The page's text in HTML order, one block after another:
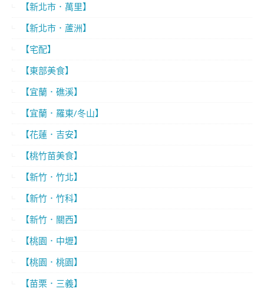
【新北市．萬里】
【新北市．蘆洲】
【宅配】
【東部美食】
【宜蘭．礁溪】
【宜蘭．羅東/冬山】
【花蓮．吉安】
【桃竹苗美食】
【新竹．竹北】
【新竹．竹科】
【新竹．關西】
【桃園．中壢】
【桃園．桃園】
【苗栗．三義】